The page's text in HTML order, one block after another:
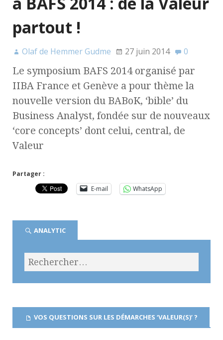
partout !
Olaf de Hemmer Gudme 27 juin 2014 0
Le symposium BAFS 2014 organisé par
IIBA France et Genève a pour thème la
nouvelle version du BABoK, ‘bible’ du
Business Analyst, fondée sur de nouveaux
‘core concepts’ dont celui, central, de
Valeur
Partager :
E-mail
WhatsApp
ANALYTIC
VOS QUESTIONS SUR LES DÉMARCHES ‘VALEUR(S)’ ?